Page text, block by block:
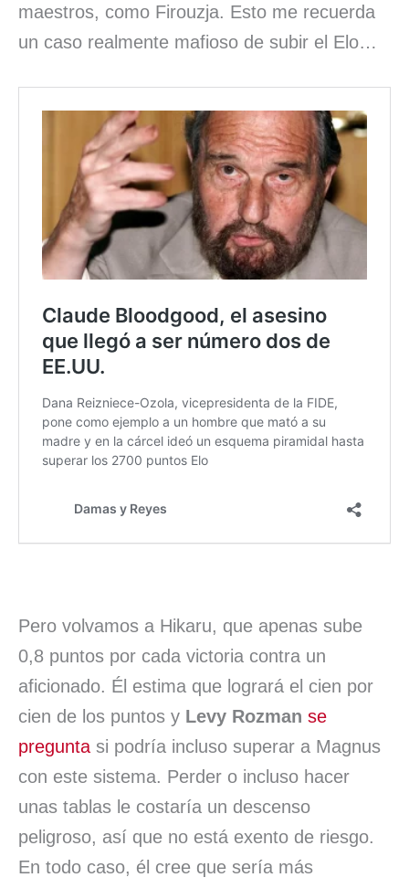
maestros, como Firouzja. Esto me recuerda
un caso realmente mafioso de subir el Elo…
Pero volvamos a Hikaru, que apenas sube
0,8 puntos por cada victoria contra un
aficionado. Él estima que logrará el cien por
cien de los puntos y Levy Rozman se
pregunta si podría incluso superar a Magnus
con este sistema. Perder o incluso hacer
unas tablas le costaría un descenso
peligroso, así que no está exento de riesgo.
En todo caso, él cree que sería más